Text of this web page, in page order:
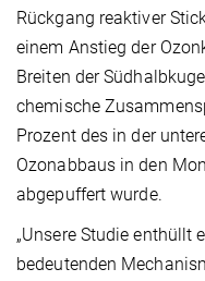
Rückgang reaktiver
einem Anstieg der
Breiten der
chemische
Prozent des in der
Ozonabbaus in den
abgepuffert wurde.
„Unsere Studie enthüllt
bedeutenden